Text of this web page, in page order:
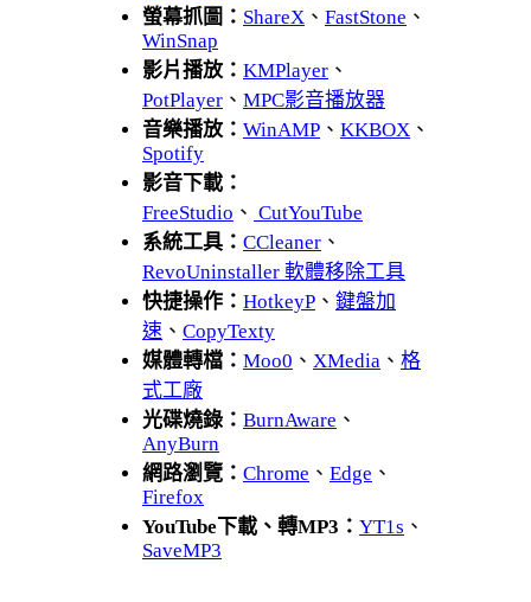
螢幕抓圖： ShareX 、 FastStone 、
WinSnap
影片播放： KMPlayer 、
PotPlayer 、 MPC影音播放器
音樂播放： WinAMP 、 KKBOX 、
Spotify
影音下載：
FreeStudio 、 CutYouTube
系統工具： CCleaner 、
RevoUninstaller 軟體移除工具
快捷操作： HotkeyP 、 鍵盤加
速 、 CopyTexty
媒體轉檔： Moo0 、 XMedia 、 格
式工廠
光碟燒錄： BurnAware 、
AnyBurn
網路瀏覽： Chrome 、 Edge 、
Firefox
YouTube下載、轉MP3： YT1s 、
SaveMP3